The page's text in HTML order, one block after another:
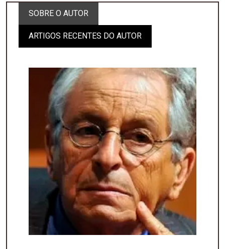
SOBRE O AUTOR
ARTIGOS RECENTES DO AUTOR